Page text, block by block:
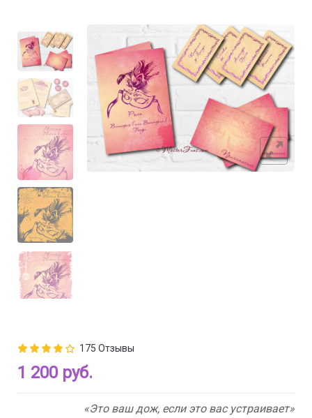
175 Отзывы
1 200 руб.
«Это ваш дож, если это вас устраивает»